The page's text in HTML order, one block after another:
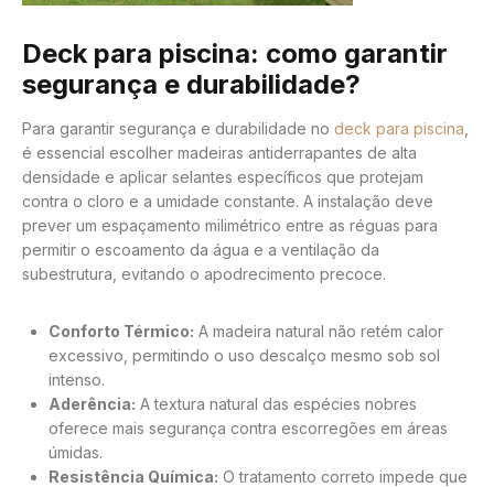
Deck para piscina: como garantir
segurança e durabilidade?
Para garantir segurança e durabilidade no deck para piscina
é essencial escolher madeiras antiderrapantes de alta
densidade e aplicar selantes específicos que protejam
contra o cloro e a umidade constante. A instalação deve
prever um espaçamento milimétrico entre as réguas para
permitir o escoamento da água e a ventilação da
subestrutura, evitando o apodrecimento precoce.
Conforto Térmico: A madeira natural não retém calor
excessivo, permitindo o uso descalço mesmo sob sol
intenso.
Aderência: A textura natural das espécies nobres
oferece mais segurança contra escorregões em áreas
úmidas.
Resistência Química: O tratamento correto impede que